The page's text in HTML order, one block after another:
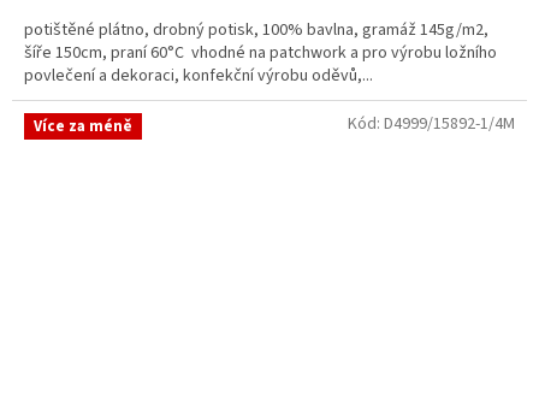
potištěné plátno, drobný potisk, 100% bavlna, gramáž 145g/m2,
šíře 150cm, praní 60°C vhodné na patchwork a pro výrobu ložního
povlečení a dekoraci, konfekční výrobu oděvů,...
Více za méně Kód: D4999/15892-1/4M